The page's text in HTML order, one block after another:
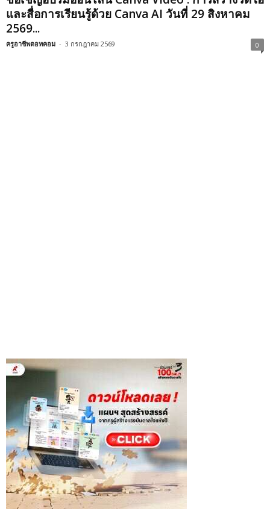
และสื่อการเรียนรู้ด้วย Canva AI วันที่ 29 สิงหาคม
2569...
ครูอาชีพดอทคอม - 3 กรกฎาคม 2569 0